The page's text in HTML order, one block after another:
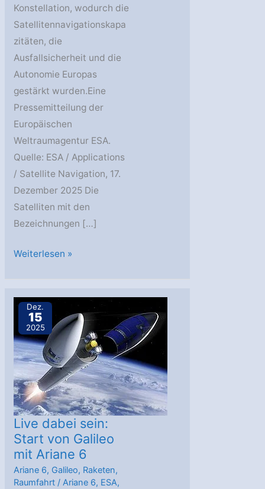
Konstellation, wodurch die
Satellitennavigationskapa
zitäten, die
Ausfallsicherheit und die
Autonomie Europas
gestärkt wurden.Eine
Pressemitteilung der
Europäischen
Weltraumagentur ESA.
Quelle: ESA / Applications
/ Satellite Navigation, 17.
Dezember 2025 Die
Satelliten mit den
Bezeichnungen […]
Galileos
mit
Ariane
6
stärkt
Resilienz
Europas
Weiterlesen »
Dez.
15
2025
Live dabei sein:
Start von Galileo
mit Ariane 6
Ariane 6, Galileo, Raketen,
Raumfahrt /Ariane 6, ESA,